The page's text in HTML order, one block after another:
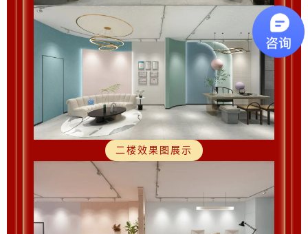
二楼效果图展示